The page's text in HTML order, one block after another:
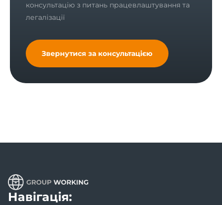
консультацію з питань працевлаштування та
легалізації
Звернутися за консультацією
Навігація: